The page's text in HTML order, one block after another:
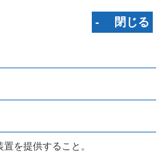
‐ 閉じる
を提供すること。